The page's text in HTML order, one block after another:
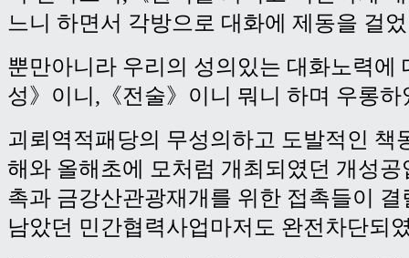
느니 하면서 각방으로 대화에 제동을 걸
뿐만아니라 우리의 성의있는 대화노력에
성》이니,《전술》이니 뭐니 하며 우롱하
괴뢰역적패당의 무성의하고 도발적인 책
해와 올해초에 모처럼 개최되였던 개성
촉과 금강산관광재개를 위한 접촉들이
남았던 민간협력사업마저도 완전차단되